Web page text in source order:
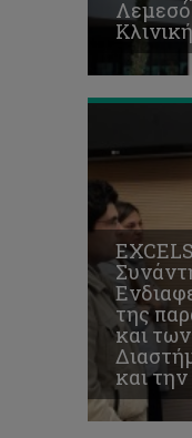
την
της
και
και
on
21st
century